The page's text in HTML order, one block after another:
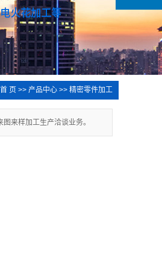
首 页 >> 产品中心 >> 精密零件加工
来样加工生产洽谈业务。